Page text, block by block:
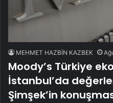
MEHMET HAZBİN KAZBEK
Moody’s Türkiye
İstanbul’da
Şimşek’in